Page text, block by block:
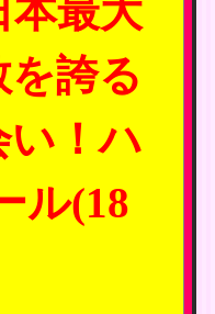
本最大
誇る
い！ハ
ル(18